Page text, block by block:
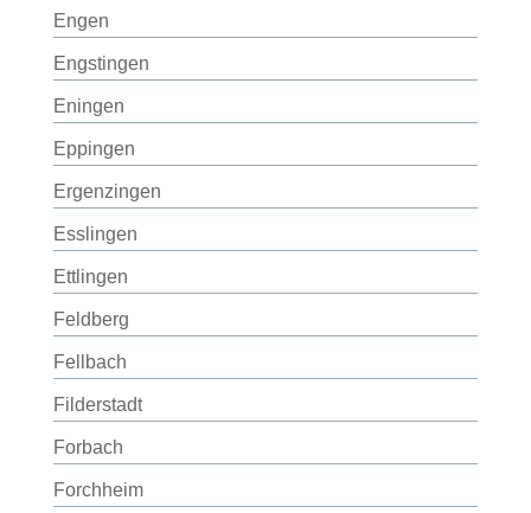
Engen
Engstingen
Eningen
Eppingen
Ergenzingen
Esslingen
Ettlingen
Feldberg
Fellbach
Filderstadt
Forbach
Forchheim